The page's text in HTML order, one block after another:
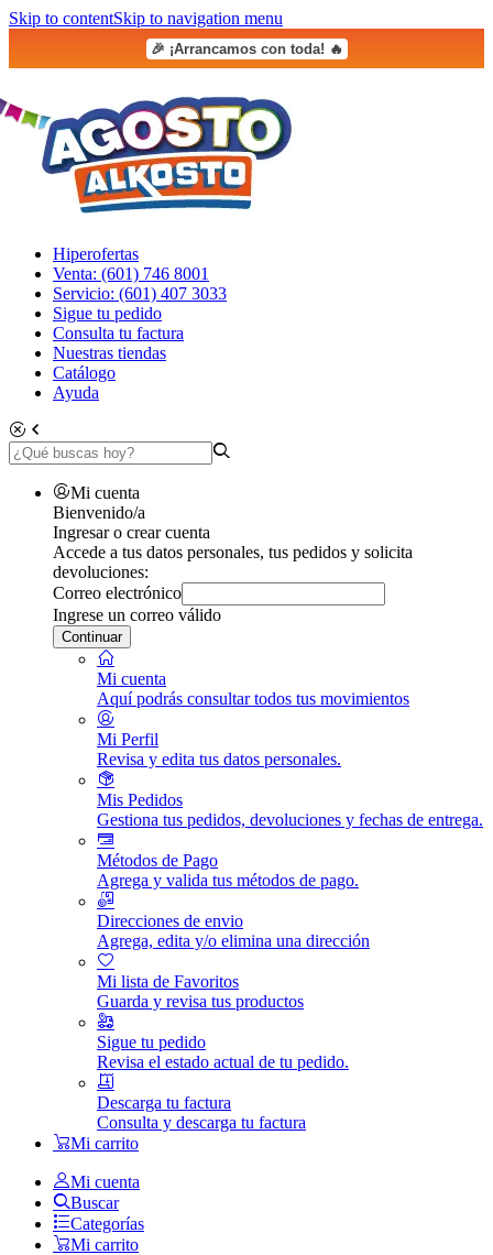
Skip to contentSkip to navigation menu
🎉 ¡Arrancamos con toda! 🔥
Hiperofertas
Venta: (601) 746 8001
Servicio: (601) 407 3033
Sigue tu pedido
Consulta tu factura
Nuestras tiendas
Catálogo
Ayuda
Mi cuenta
Bienvenido/a
Ingresar o crear cuenta
Accede a tus datos personales, tus pedidos y solicita
devoluciones:
Correo electrónico
Ingrese un correo válido
Continuar
Mi cuenta
Aquí podrás consultar todos tus movimientos
Mi Perfil
Revisa y edita tus datos personales.
Mis Pedidos
Gestiona tus pedidos, devoluciones y fechas de entrega.
Métodos de Pago
Agrega y valida tus métodos de pago.
Direcciones de envio
Agrega, edita y/o elimina una dirección
Mi lista de Favoritos
Guarda y revisa tus productos
Sigue tu pedido
Revisa el estado actual de tu pedido.
Descarga tu factura
Consulta y descarga tu factura
Mi carrito
Mi cuenta
Buscar
Categorías
Mi carrito